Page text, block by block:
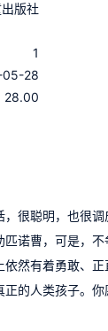
版社
1
05-28
28.00
很聪明，也很调
诺曹，可是，不
然有着勇敢、正
的人类孩子。你